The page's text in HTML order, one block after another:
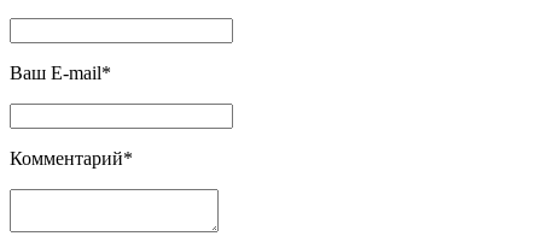
Ваш E-mail*
Комментарий*